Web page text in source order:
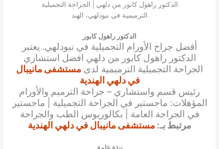
الدكتور راهول كابور من دلهي | الجراحة التجميلية
الترميمية في نيودلهي، الهند
الدكتور راهول كابور
أفضل جراح الأورام التجميلية في نيودلهي. يعتبر
الدكتور راهول كابور من دلهي افضل استشاري
الجراحة التجميلية الترميمية لدى مستشفى مانيبال
في دلهي الهندية
رئيس قسم واستشاري – جراحة الترميم والأورام
المؤهلات: ماجستير في الجراحة التجميلية | ماجستير
في الجراحة العامة | بكالوريوس الطب والجراحة
مرتبط بـ: مستشفى مانيبال في دلهي الهندية
نبذة عامة